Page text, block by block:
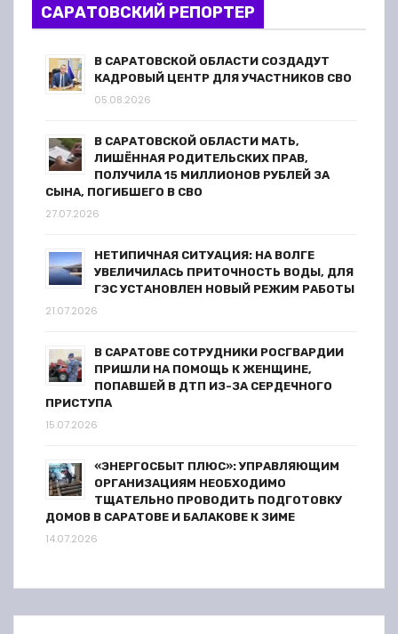
САРАТОВСКИЙ РЕПОРТЕР
В САРАТОВСКОЙ ОБЛАСТИ СОЗДАДУТ
КАДРОВЫЙ ЦЕНТР ДЛЯ УЧАСТНИКОВ СВО
05.08.2026
В САРАТОВСКОЙ ОБЛАСТИ МАТЬ,
ЛИШЁННАЯ РОДИТЕЛЬСКИХ ПРАВ,
ПОЛУЧИЛА 15 МИЛЛИОНОВ РУБЛЕЙ ЗА
СЫНА, ПОГИБШЕГО В СВО
27.07.2026
НЕТИПИЧНАЯ СИТУАЦИЯ: НА ВОЛГЕ
УВЕЛИЧИЛАСЬ ПРИТОЧНОСТЬ ВОДЫ, ДЛЯ
ГЭС УСТАНОВЛЕН НОВЫЙ РЕЖИМ РАБОТЫ
21.07.2026
В САРАТОВЕ СОТРУДНИКИ РОСГВАРДИИ
ПРИШЛИ НА ПОМОЩЬ К ЖЕНЩИНЕ,
ПОПАВШЕЙ В ДТП ИЗ-ЗА СЕРДЕЧНОГО
ПРИСТУПА
15.07.2026
«ЭНЕРГОСБЫТ ПЛЮС»: УПРАВЛЯЮЩИМ
ОРГАНИЗАЦИЯМ НЕОБХОДИМО
ТЩАТЕЛЬНО ПРОВОДИТЬ ПОДГОТОВКУ
ДОМОВ В САРАТОВЕ И БАЛАКОВЕ К ЗИМЕ
14.07.2026